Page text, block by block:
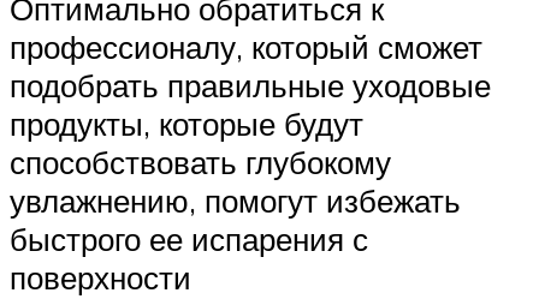
Оптимально обратиться к
профессионалу, который сможет
подобрать правильные уходовые
продукты, которые будут
способствовать глубокому
увлажнению, помогут избежать
быстрого ее испарения с
поверхности